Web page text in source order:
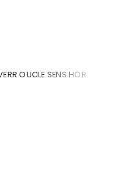
OUCLE SENS HOR.